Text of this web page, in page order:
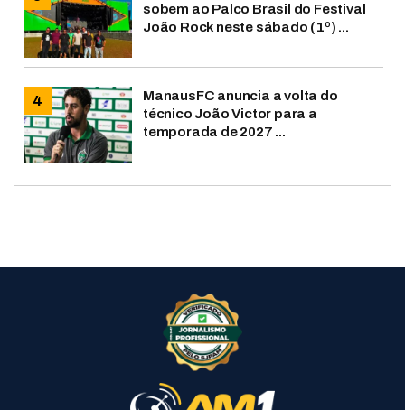
sobem ao Palco Brasil do Festival
João Rock neste sábado (1º) ...
ManausFC anuncia a volta do
técnico João Victor para a
temporada de 2027 ...